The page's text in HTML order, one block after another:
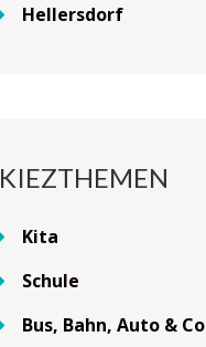
Hellersdorf
KIEZTHEMEN
Kita
Schule
Bus, Bahn, Auto & Co